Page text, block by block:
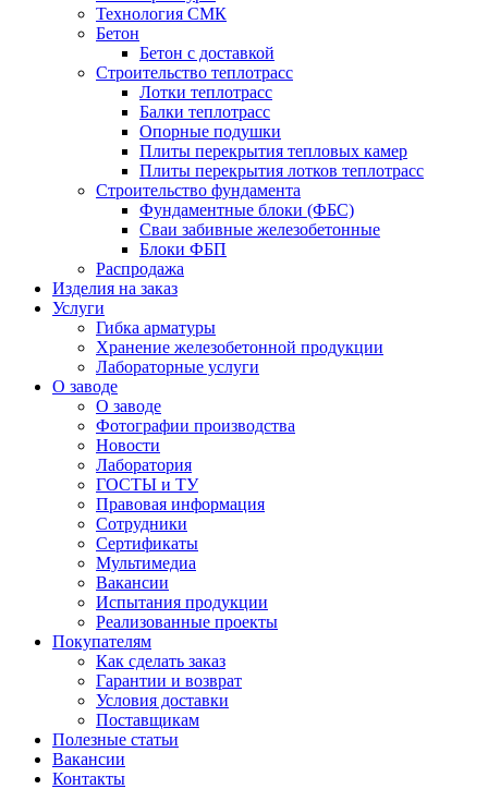
Технология СМК
Бетон
Бетон с доставкой
Строительство теплотрасс
Лотки теплотрасс
Балки теплотрасс
Опорные подушки
Плиты перекрытия тепловых камер
Плиты перекрытия лотков теплотрасс
Строительство фундамента
Фундаментные блоки (ФБС)
Сваи забивные железобетонные
Блоки ФБП
Распродажа
Изделия на заказ
Услуги
Гибка арматуры
Хранение железобетонной продукции
Лабораторные услуги
О заводе
О заводе
Фотографии производства
Новости
Лаборатория
ГОСТЫ и ТУ
Правовая информация
Сотрудники
Сертификаты
Мультимедиа
Вакансии
Испытания продукции
Реализованные проекты
Покупателям
Как сделать заказ
Гарантии и возврат
Условия доставки
Поставщикам
Полезные статьи
Вакансии
Контакты